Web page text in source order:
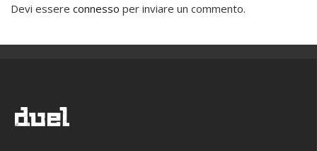
Devi essere connesso per inviare un commento.